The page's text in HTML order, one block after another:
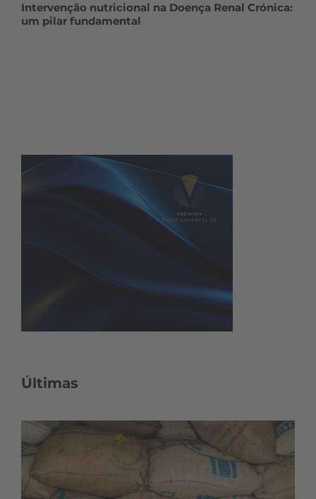
Intervenção nutricional na Doença Renal Crónica:
um pilar fundamental
Últimas